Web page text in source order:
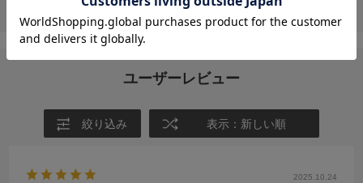
投稿画像はありません。
ユーザーレビュー
絞り込み 表示：新しい順
2025.10.24